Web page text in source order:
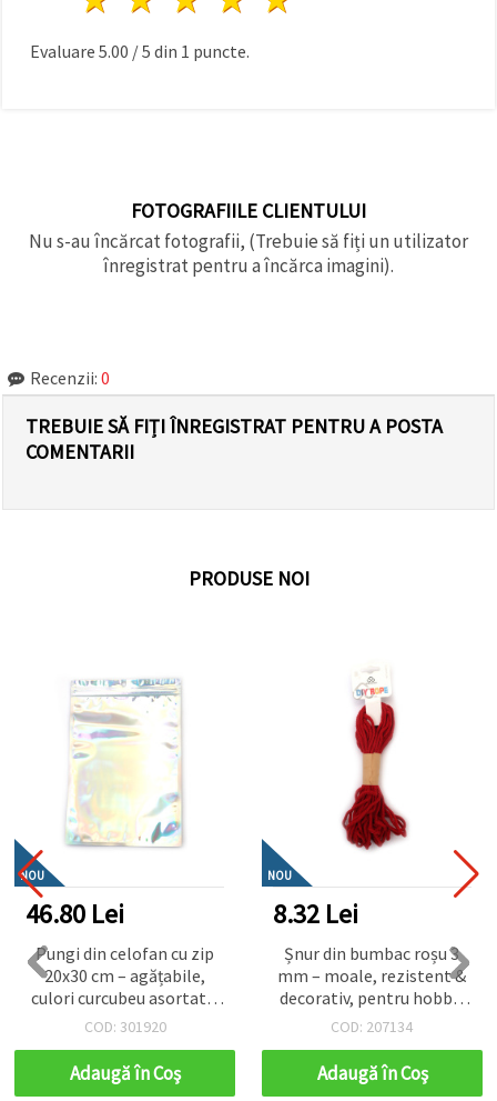
"Salvați"
Evaluare 5.00 /5 din 1 puncte.
FOTOGRAFIILE CLIENTULUI
Nu s-au încărcat fotografii, (Trebuie să fiți un utilizator
înregistrat pentru a încărca imagini).
Recenzii: 0
TREBUIE SĂ FIȚI ÎNREGISTRAT PENTRU A POSTA
COMENTARII
PRODUSE NOI
NOU
46.80 Lei
Pungi din celofan cu zip
20x30 cm – agățabile,
culori curcubeu asortate,
spate din folie de
COD: 301920
Adaugă în Coş
NOU
8.32 Lei
Șnur din bumbac roșu 3
mm – moale, rezistent &
decorativ, pentru hobby,
DIY și macramé, rolă ~10
COD: 207134
Adaugă în Coş